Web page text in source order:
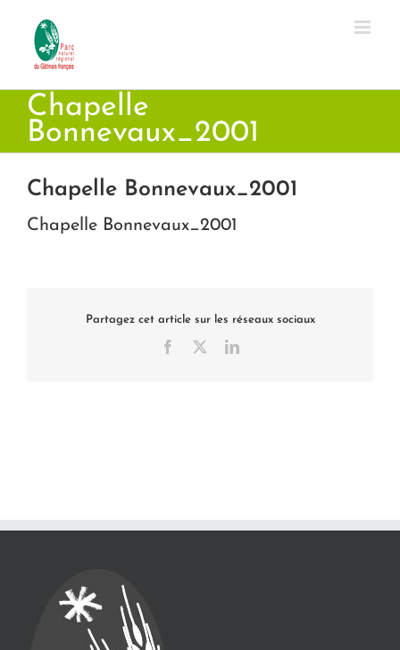
contenu
Chapelle
Bonnevaux_2001
Chapelle Bonnevaux_2001
Chapelle Bonnevaux_2001
Partagez cet article sur les réseaux sociaux
Facebook LinkedIn